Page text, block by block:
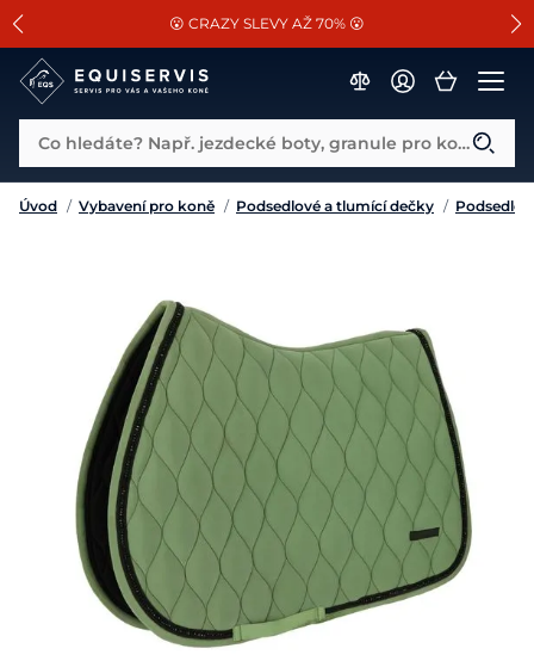
SLEVA 13% na vše od Cassini!
😮 CRAZY SLEVY AŽ 70% 😮
📐Pasování a doplňky k vybraným sedlům ZDARMA 🐴
Co hledáte? Např. jezdecké boty, granule pro koně...
Úvod / Vybavení pro koně / Podsedlové a tlumící dečky /